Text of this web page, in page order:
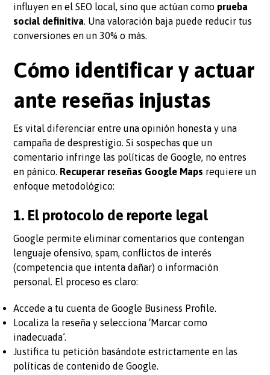
influyen en el SEO local, sino que actúan como prueba
social definitiva . Una valoración baja puede reducir tus
conversiones en un 30% o más.
Cómo identificar y actuar
ante reseñas injustas
Es vital diferenciar entre una opinión honesta y una
campaña de desprestigio. Si sospechas que un
comentario infringe las políticas de Google, no entres
en pánico. Recuperar reseñas Google Maps requiere un
enfoque metodológico:
1. El protocolo de reporte legal
Google permite eliminar comentarios que contengan
lenguaje ofensivo, spam, conflictos de interés
(competencia que intenta dañar) o información
personal. El proceso es claro:
Accede a tu cuenta de Google Business Profile.
Localiza la reseña y selecciona ‘Marcar como
inadecuada’.
Justifica tu petición basándote estrictamente en las
políticas de contenido de Google.